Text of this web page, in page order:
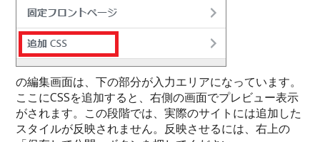
の編集画面は、下の部分が入力エリアになっています。
ここにCSSを追加すると、右側の画面でプレビュー表示
がされます。この段階では、実際のサイトには追加した
スタイルが反映されません。反映させるには、右上の